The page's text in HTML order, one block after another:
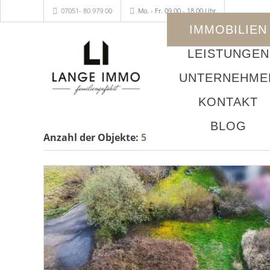
07051- 80 979 00 Mo. - Fr. 09.00 - 18.00 Uhr
IMMOBILIEN
LEISTUNGEN
KONTAKT
BLOG
Anzahl der Objekte: 5